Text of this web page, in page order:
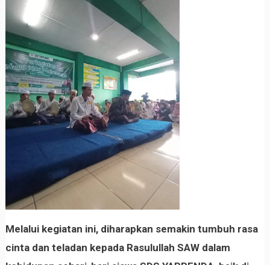
Melalui kegiatan ini, diharapkan semakin tumbuh rasa
cinta dan teladan kepada Rasulullah SAW dalam